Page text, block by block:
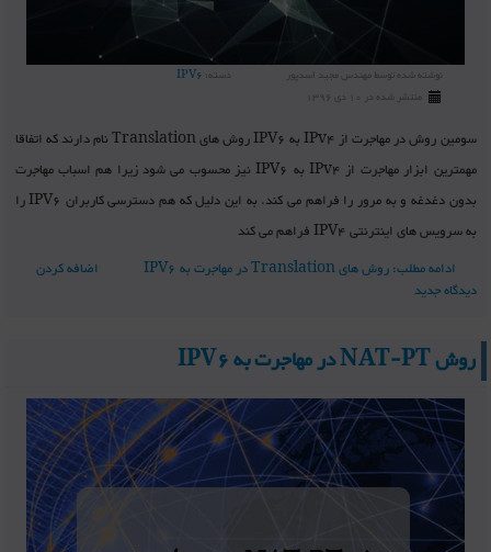
نوشته شده توسطمهندس مجید اسدپور دسته: IPV6
منتشر شده در 10 دی 1396
سومین روش در مهاجرت از IPv4 به IPV6 روش های Translation نام دارند که اتفاقا
مهمترین ابزار مهاجرت از IPv4 به IPV6 نیز محسوب می شود زیرا هم اسباب مهاجرت
بدون دغدغه و به مرور را فراهم می کند. به این دلیل که هم دسترسی کاربران IPV6 را
به سرویس های اینترنتی IPV4 فراهم می کند
ادامه مطلب: روش های Translation در مهاجرت به IPV6
اضافه کردن
دیدگاه جدید
روش NAT-PT در مهاجرت به IPV6